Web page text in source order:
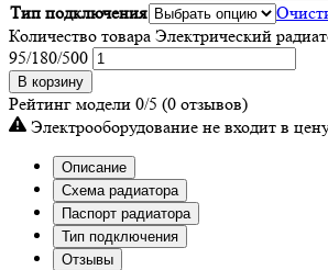
Тип подключения
Количество товара Электрический
95/180/500
В корзину
Рейтинг модели 0/5 (0 отзывов)
Электрооборудование не входит в
Описание
Схема радиатора
Паспорт радиатора
Тип подключения
Отзывы